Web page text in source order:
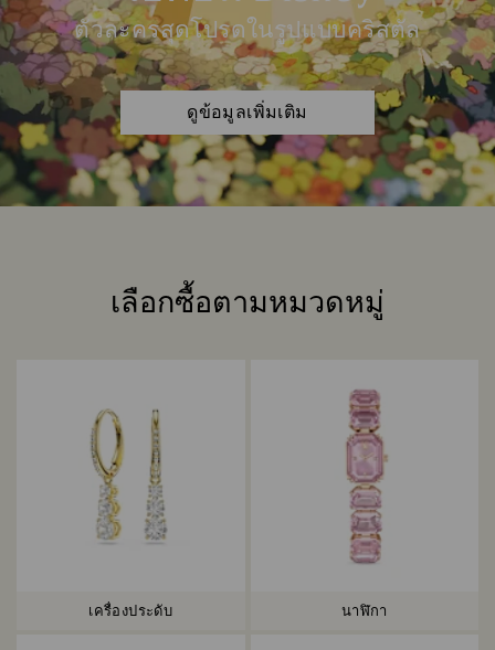
ตัวละครสุดโปรดในรูปแบบคริสตัล
ดูข้อมูลเพิ่มเติม
เลือกซื้อตามหมวดหมู่
เครื่องประดับ นาฬิกา